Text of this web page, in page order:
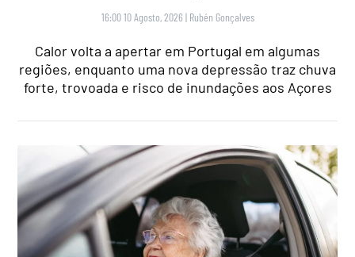
16:00 10 Agosto, 2026 | Rubén Gonçalves
Calor volta a apertar em Portugal em algumas
regiões, enquanto uma nova depressão traz chuva
forte, trovoada e risco de inundações aos Açores